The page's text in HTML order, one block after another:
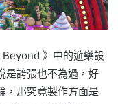
》中的遊樂設
是誇張也不為過，好
，那究竟製作方面是